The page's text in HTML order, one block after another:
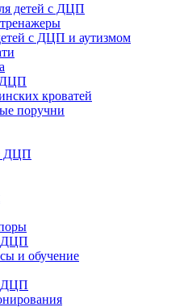
детей с ДЦП
с ДЦП и аутизмом
ДЦП
кроватей
поручни
ДЦП
ДЦП
и обучение
ДЦП